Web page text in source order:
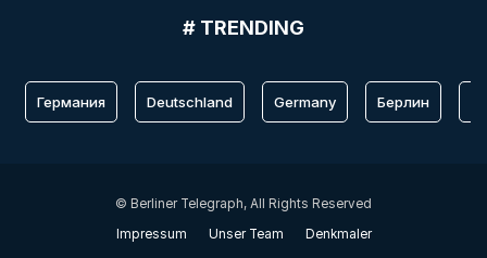
# TRENDING
Германия Deutschland Germany Берлин
© Berliner Telegraph, All Rights Reserved
Impressum
Unser Team Denkmaler